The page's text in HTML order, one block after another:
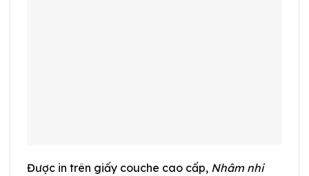
Được in trên giấy couche cao cấp, Nhâm nhi